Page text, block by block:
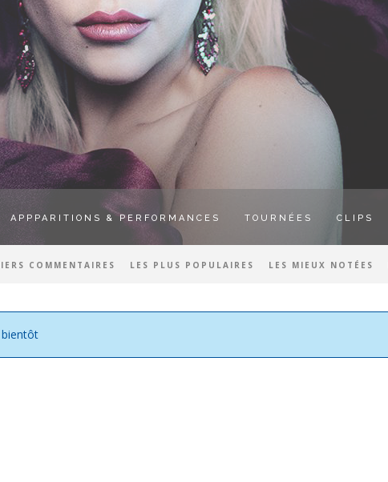
APPPARITIONS & PERFORMANCES TOURNÉES CLIPS
COMMENTAIRES LES PLUS POPULAIRES LES MIEUX NOTÉES
bientôt